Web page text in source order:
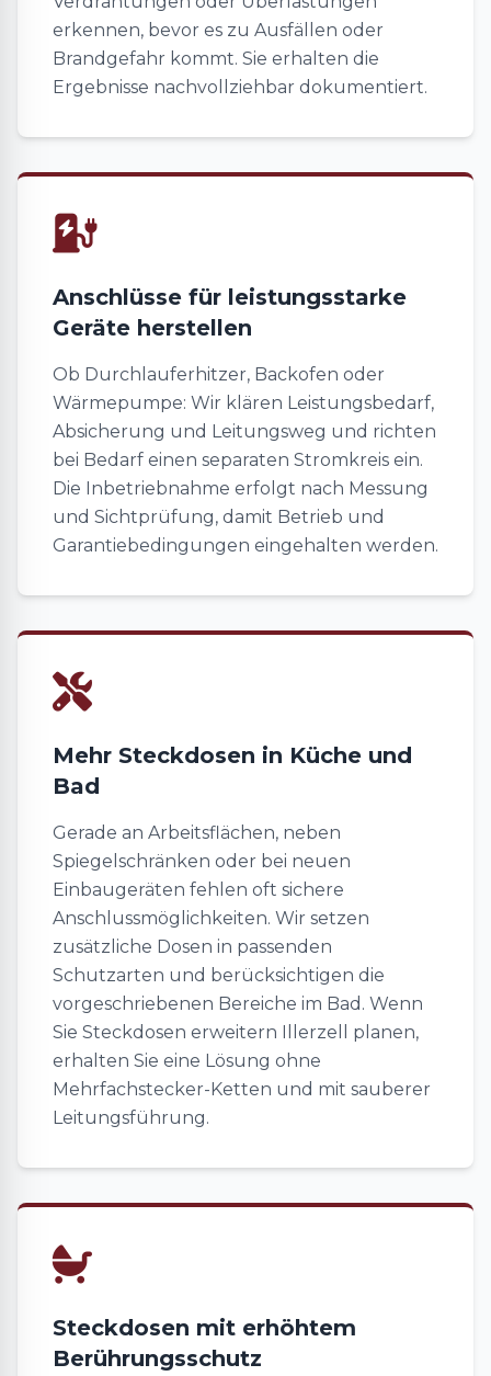
erkennen, bevor es zu Ausfällen oder
Brandgefahr kommt. Sie erhalten die
Ergebnisse nachvollziehbar dokumentiert.
Anschlüsse für leistungsstarke
Geräte herstellen
Ob Durchlauferhitzer, Backofen oder
Wärmepumpe: Wir klären Leistungsbedarf,
Absicherung und Leitungsweg und richten
bei Bedarf einen separaten Stromkreis ein.
Die Inbetriebnahme erfolgt nach Messung
und Sichtprüfung, damit Betrieb und
Garantiebedingungen eingehalten werden.
Mehr Steckdosen in Küche und
Bad
Gerade an Arbeitsflächen, neben
Spiegelschränken oder bei neuen
Einbaugeräten fehlen oft sichere
Anschlussmöglichkeiten. Wir setzen
zusätzliche Dosen in passenden
Schutzarten und berücksichtigen die
vorgeschriebenen Bereiche im Bad. Wenn
Sie Steckdosen erweitern Illerzell planen,
erhalten Sie eine Lösung ohne
Mehrfachstecker-Ketten und mit sauberer
Leitungsführung.
Steckdosen mit erhöhtem
Berührungsschutz